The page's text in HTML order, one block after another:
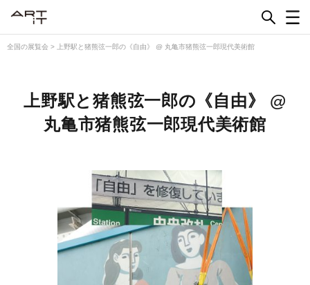
Skip
content
全国の展覧会 > 上野駅と猪熊弦一郎の《自由》 @ 丸亀市猪熊弦一郎現代美術館
上野駅と猪熊弦一郎の《自由》 @
丸亀市猪熊弦一郎現代美術館